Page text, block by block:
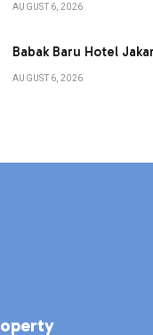
AUGUST 6, 2026
Babak Baru Hotel
AUGUST 6, 2026